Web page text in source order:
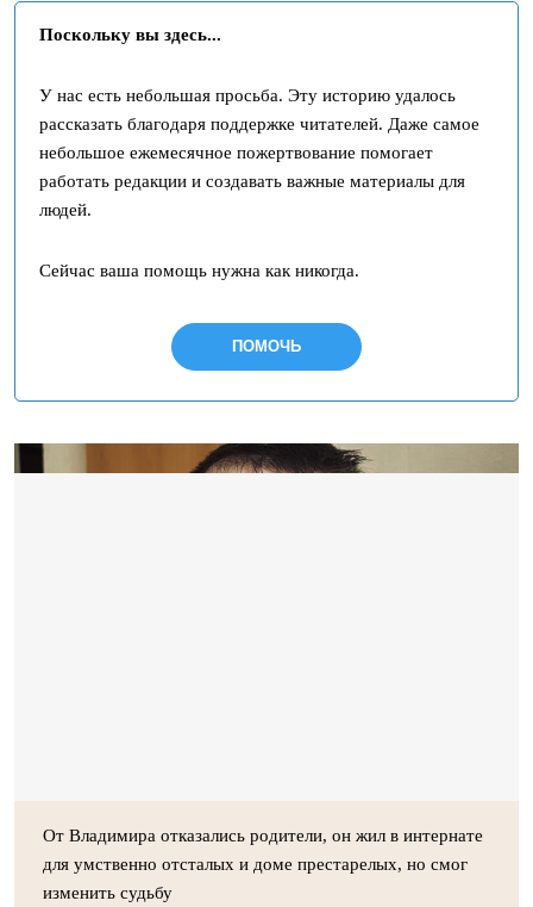
Поскольку вы здесь...
У нас есть небольшая просьба. Эту историю удалось
рассказать благодаря поддержке читателей. Даже самое
небольшое ежемесячное пожертвование помогает
работать редакции и создавать важные материалы для
людей.
Сейчас ваша помощь нужна как никогда.
ПОМОЧЬ
От Владимира отказались родители, он жил в интернате
для умственно отсталых и доме престарелых, но смог
изменить судьбу